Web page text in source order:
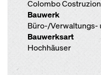
Colombo
Bauwerk
Büro-/Verwaltungs-
Bauwerksart
Hochhäuser